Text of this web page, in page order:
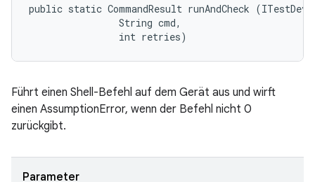
public static CommandResult runAndCheck
                String cmd,
                int retries)
Führt einen Shell-Befehl auf dem Gerät aus und wirft
einen AssumptionError, wenn der Befehl nicht 0
zurückgibt.
Parameter